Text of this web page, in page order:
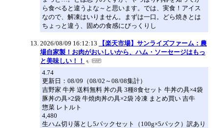
ら食べると違うよな～と思います。では、実食！アイス
なので、解凍はいりません。まずは一口。どら焼きとは
ちょっと違う、固めの食感にびっくりし
2026/08/09 16:12:13
【楽天市場】サンライズファーム：農
場自家製！お肉がおいしいから、ハム・ソーセージはもっ
と美味しい！！
4.74
更新日：08/09（08/02～08/08集計）
吉野家 牛丼 送料無料 丼の具 3種8食セット 牛丼の具×4袋
豚丼の具×2袋 牛焼肉丼の具×2袋 冷凍 まとめ買い 吉牛
惣菜 レトルト
4,480
生ハム切り落とし5パックセット（100g×5パック）訳あり